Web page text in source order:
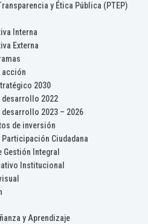
y Ética Pública (PTEP)
Interna
Externa
acción
2030
desarrollo 2022
desarrollo 2023 – 2026
de inversión
Participación Ciudadana
Gestión Integral
Institucional
y Aprendizaje